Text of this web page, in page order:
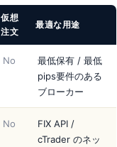
仮想
注文
最適な用途
No
最低保有 / 最低
pips要件のある
ブローカー
No
FIX API /
cTrader のネッ